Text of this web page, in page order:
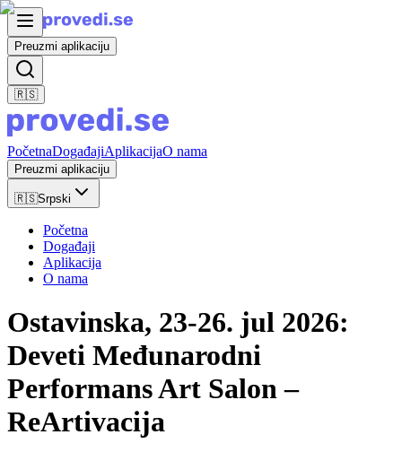
Preuzmi aplikaciju
🇷🇸
PočetnaDogađajiAplikacijaO nama
Preuzmi aplikaciju
🇷🇸Srpski
Početna
Događaji
Aplikacija
O nama
Ostavinska, 23-26. jul 2026:
Deveti Međunarodni
Performans Art Salon –
ReArtivacija